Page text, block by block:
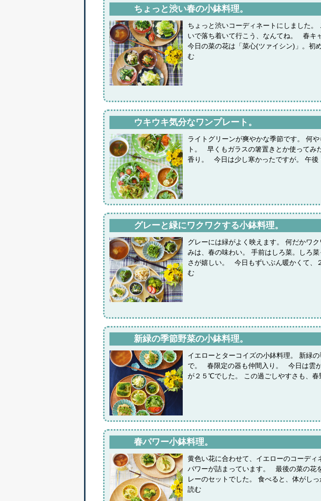
ちょっと渋い春の小鉢料理。
ちょっと渋いコーディネートにしました。
いで落ち着いて行こう、なんてね。 春キ
今日の菜の花は「菜心(ツァイシン)」。初
む
ウキウキ気分なワンプレート。
ライトグリーンが爽やかな季節です。 何
ト。 早くもガラスの箸置きとか使ってみ
香り。 今日は少し寒かったですが。 午後
グレーと緑にワクワクする小鉢料理。
グレーには緑がよく映えます。 何だかワ
みは、春の味わい。 手前はしろ菜。しろ
さが嬉しい。 今日もずいぶん暖かくて、
む
新緑の季節野菜の小鉢料理。
イエローとターコイズの小鉢料理。 新緑
で。 春限定の器も仲間入り。 今日は雲
が２５℃でした。 この過ごしやすさも、春
春パワー小鉢料理。
黄色い花に合わせて、イエローのコーディ
パワーが詰まっています。 最後の菜の花
レーのセットでした。 食べると、体がし
読む